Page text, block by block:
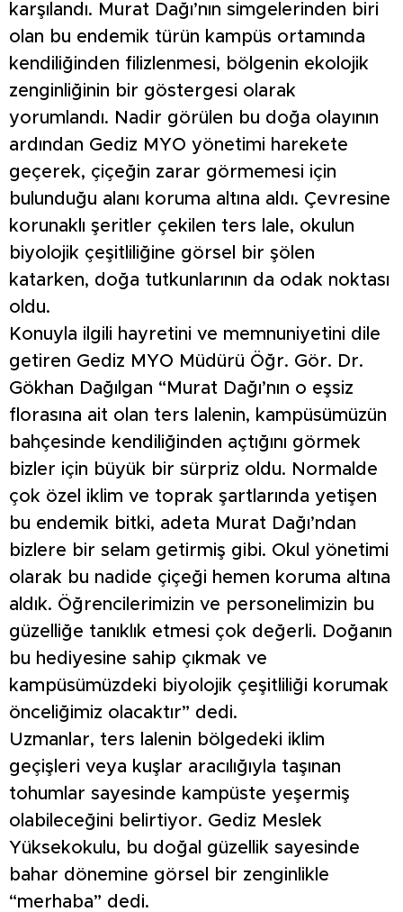
karşılandı. Murat Dağı’nın simgelerinden biri
olan bu endemik türün kampüs ortamında
kendiliğinden filizlenmesi, bölgenin ekolojik
zenginliğinin bir göstergesi olarak
yorumlandı. Nadir görülen bu doğa olayının
ardından Gediz MYO yönetimi harekete
geçerek, çiçeğin zarar görmemesi için
bulunduğu alanı koruma altına aldı. Çevresine
korunaklı şeritler çekilen ters lale, okulun
biyolojik çeşitliliğine görsel bir şölen
katarken, doğa tutkunlarının da odak noktası
oldu.
Konuyla ilgili hayretini ve memnuniyetini dile
getiren Gediz MYO Müdürü Öğr. Gör. Dr.
Gökhan Dağılgan “Murat Dağı’nın o eşsiz
florasına ait olan ters lalenin, kampüsümüzün
bahçesinde kendiliğinden açtığını görmek
bizler için büyük bir sürpriz oldu. Normalde
çok özel iklim ve toprak şartlarında yetişen
bu endemik bitki, adeta Murat Dağı’ndan
bizlere bir selam getirmiş gibi. Okul yönetimi
olarak bu nadide çiçeği hemen koruma altına
aldık. Öğrencilerimizin ve personelimizin bu
güzelliğe tanıklık etmesi çok değerli. Doğanın
bu hediyesine sahip çıkmak ve
kampüsümüzdeki biyolojik çeşitliliği korumak
önceliğimiz olacaktır” dedi.
Uzmanlar, ters lalenin bölgedeki iklim
geçişleri veya kuşlar aracılığıyla taşınan
tohumlar sayesinde kampüste yeşermiş
olabileceğini belirtiyor. Gediz Meslek
Yüksekokulu, bu doğal güzellik sayesinde
bahar dönemine görsel bir zenginlikle
“merhaba” dedi.